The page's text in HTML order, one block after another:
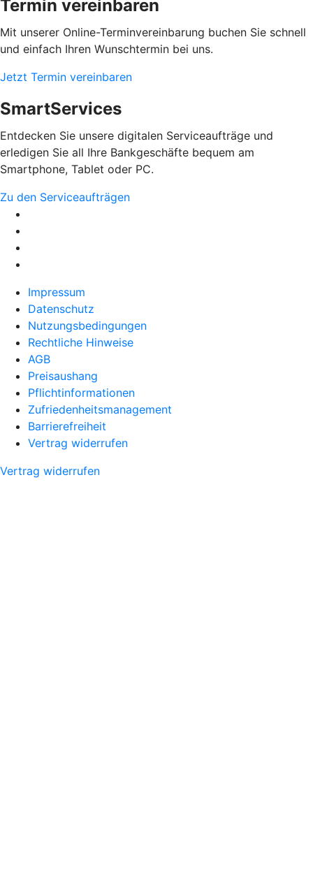
Termin vereinbaren
Mit unserer Online-Terminvereinbarung buchen Sie schnell
und einfach Ihren Wunschtermin bei uns.
Jetzt Termin vereinbaren
SmartServices
Entdecken Sie unsere digitalen Serviceaufträge und
erledigen Sie all Ihre Bankgeschäfte bequem am
Smartphone, Tablet oder PC.
Zu den Serviceaufträgen
Impressum
Datenschutz
Nutzungsbedingungen
Rechtliche Hinweise
AGB
Preisaushang
Pflichtinformationen
Zufriedenheitsmanagement
Barrierefreiheit
Vertrag widerrufen
Vertrag widerrufen